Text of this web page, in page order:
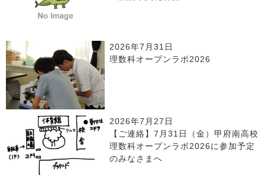
2026年7月31日
理数科オープンラボ2026
2026年7月27日
【ご連絡】7月31日（金）甲府南高校
理数科オープンラボ2026に参加予定
のみなさまへ